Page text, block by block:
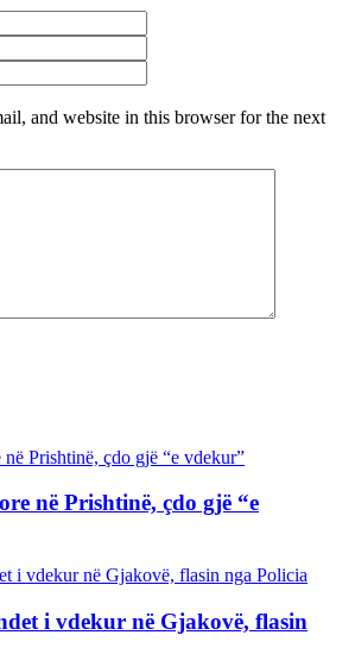
and website in this browser for the next
në Prishtinë, çdo gjë “e
i vdekur në Gjakovë, flasin